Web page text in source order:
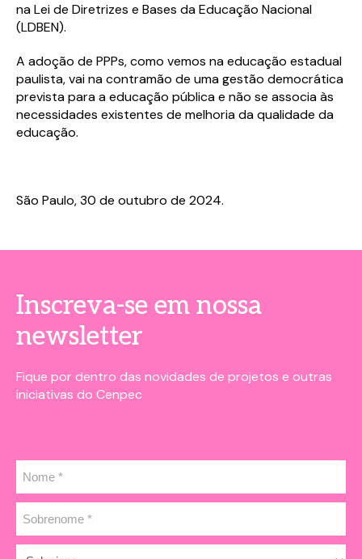
Campos com * são obrigatórios.
receber comunicações e conteúdos do
Cenpec. Você pode solicitar o cancelamento
da sua inscrição em nossa base de contatos a
qualquer tempo através do e-mail:
cenpec@cenpec.org.br . Para mais
informações sobre alterações de preferências
e nossas práticas para respeitar a sua
Campos com * são obrigatórios.
na Lei de Diretrizes e Bases da Educação Nacional
(LDBEN).
A adoção de PPPs, como vemos na educação estadual
paulista, vai na contramão de uma gestão democrática
prevista para a educação pública e não se associa às
necessidades existentes de melhoria da qualidade da
educação.
São Paulo, 30 de outubro de 2024.
Inscreva-se em nossa
newsletter
Fique por dentro das novidades de projetos e outras
iniciativas do Cenpec